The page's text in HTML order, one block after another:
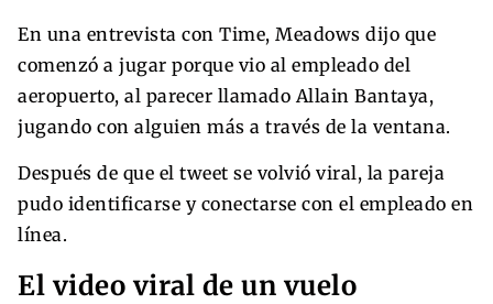
En una entrevista con Time, Meadows dijo que
comenzó a jugar porque vio al empleado del
aeropuerto, al parecer llamado Allain Bantaya,
jugando con alguien más a través de la ventana.
Después de que el tweet se volvió viral, la pareja
pudo identificarse y conectarse con el empleado en
línea.
El video viral de un vuelo